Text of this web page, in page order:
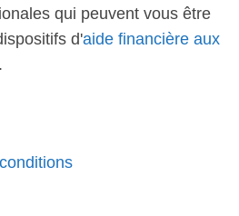
qui peuvent vous être
d'aide financière aux
.